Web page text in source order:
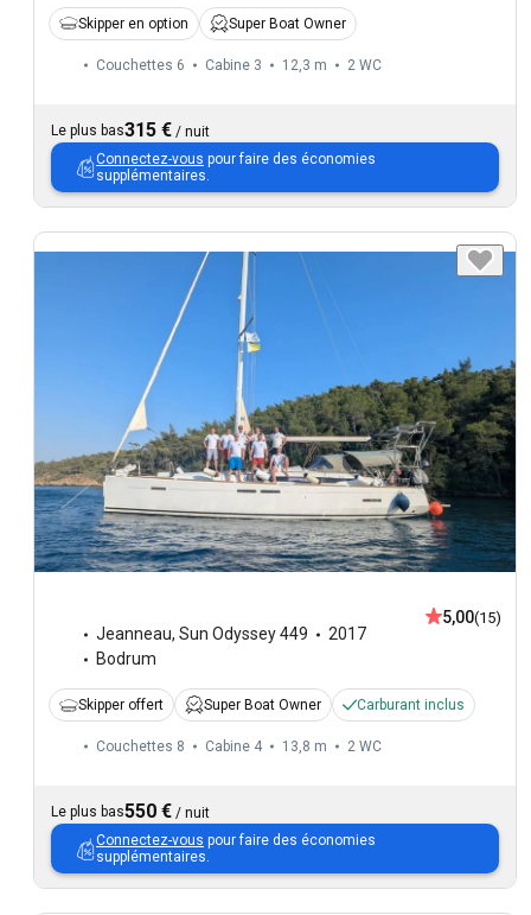
Skipper en option Super Boat Owner
Couchettes 6 Cabine 3 12,3 m 2 WC
Le plus bas315 € / nuit
Connectez-vous pour faire des économies
supplémentaires.
Jeanneau, Sun Odyssey 449
2017
Bodrum
5,00(15)
Skipper offert Super Boat Owner Carburant inclus
Couchettes 8 Cabine 4 13,8 m 2 WC
Le plus bas550 € / nuit
Connectez-vous pour faire des économies
supplémentaires.